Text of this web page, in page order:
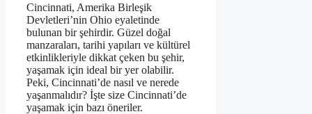
Cincinnati, Amerika Birleşik
Devletleri’nin Ohio eyaletinde
bulunan bir şehirdir. Güzel doğal
manzaraları, tarihi yapıları ve kültürel
etkinlikleriyle dikkat çeken bu şehir,
yaşamak için ideal bir yer olabilir.
Peki, Cincinnati’de nasıl ve nerede
yaşanmalıdır? İşte size Cincinnati’de
yaşamak için bazı öneriler.